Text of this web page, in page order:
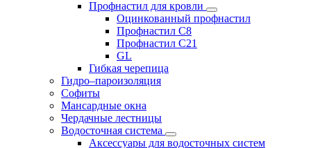
Профнастил для кровли
Оцинкованный профнастил
Профнастил С8
Профнастил С21
GL
Гибкая черепица
Гидро–пароизоляция
Софиты
Мансардные окна
Чердачные лестницы
Водосточная система
Аксессуары для водосточных систем